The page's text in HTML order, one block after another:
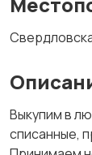
Выкупим в
списанные,